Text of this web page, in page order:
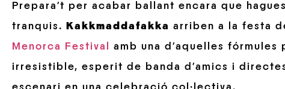
Prepara’t per acabar ballant encara que
tranquis.
Kakkmaddafakka arriben a la festa
Menorca Festival
amb una d’aquelles
irresistible, esperit de banda d’amics i